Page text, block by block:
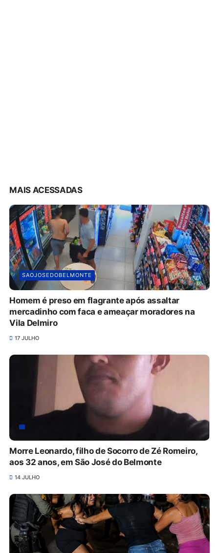
MAIS ACESSADAS
SAOJOSEDOBELMONTE
Homem é preso em flagrante após assaltar
mercadinho com faca e ameaçar moradores na
Vila Delmiro
17 JULHO
Morre Leonardo, filho de Socorro de Zé Romeiro,
aos 32 anos, em São José do Belmonte
14 JULHO